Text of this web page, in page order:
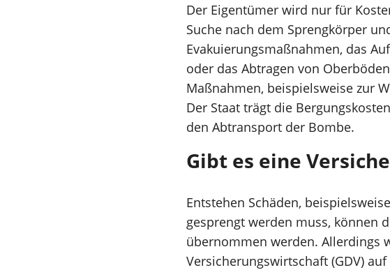
Der Eigentümer wird nur für
Suche nach dem Sprengkörper
Evakuierungsmaßnahmen, das
oder das Abtragen von
Maßnahmen, beispielsweise zur
Der Staat trägt die
den Abtransport der Bombe.
Gibt es eine
Entstehen Schäden,
gesprengt werden muss, können
übernommen werden. Allerdings
Versicherungswirtschaft (GDV)